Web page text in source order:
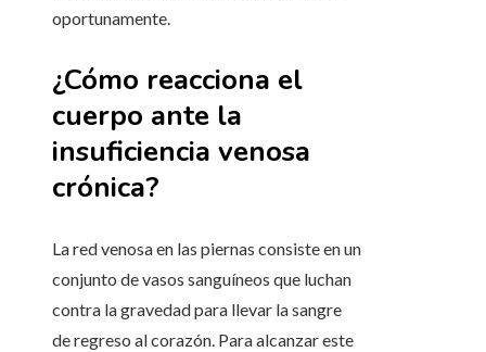
oportunamente.
¿Cómo reacciona el
cuerpo ante la
insuficiencia venosa
crónica?
La red venosa en las piernas consiste en un
conjunto de vasos sanguíneos que luchan
contra la gravedad para llevar la sangre
de regreso al corazón. Para alcanzar este